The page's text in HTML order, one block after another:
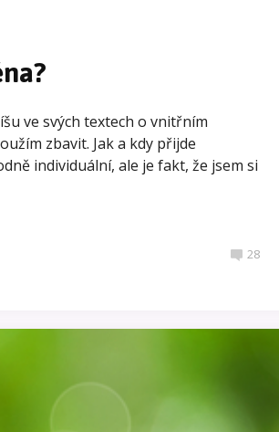
ve svých textech o vnitřním
zbavit. Jak a kdy přijde
individuální, ale je fakt, že jsem si
28